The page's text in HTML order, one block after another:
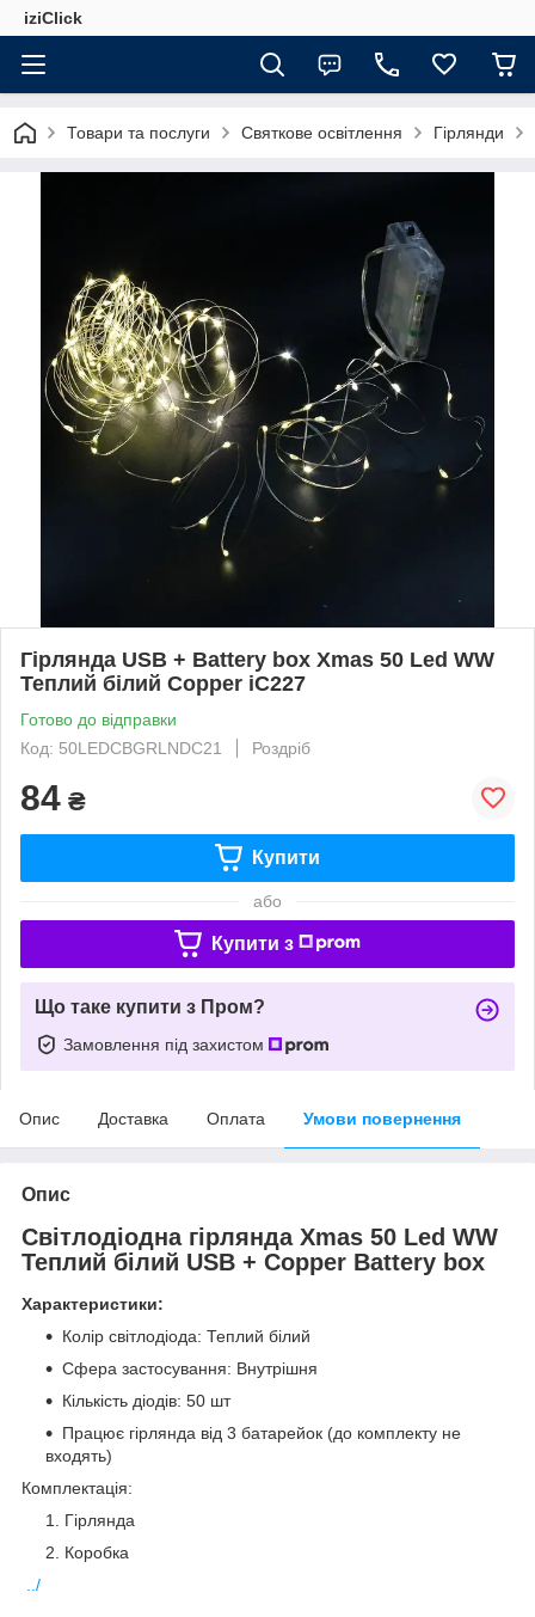
iziClick
Товари та послуги Святкове освітлення Гірлянди
Гірлянда USB + Battery box Xmas 50 Led WW
Теплий білий Copper iC227
Готово до відправки
Код: 50LEDCBGRLNDC21
Роздріб
84 ₴
Купити
або
Купити з
Що таке купити з Пром?
Замовлення під захистом
Опис Доставка Оплата Умови повернення
Опис
Світлодіодна гірлянда Xmas 50 Led WW
Теплий білий USB + Copper Battery box
Характеристики:
Колір світлодіода: Теплий білий
Сфера застосування: Внутрішня
Кількість діодів: 50 шт
Працює гірлянда від 3 батарейок (до комплекту не
входять)
Комплектація:
Гірлянда
Коробка
../